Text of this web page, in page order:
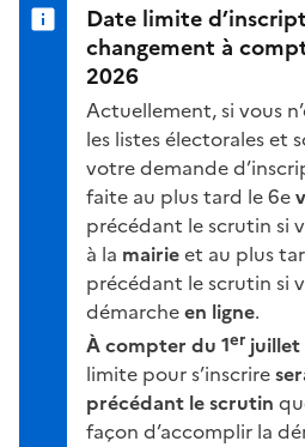
Date limite
changement à
2026
Actuellement, si vous n’êtes pas inscrit sur
les listes électorales et
votre demande
faite au plus tard le 6e
précédant le scrutin si
à la mairieet au plus
précédant le scrutin si
démarcheen ligne.
À compter du 1er juillet
limite pour s’inscrire
précédant le scrutin
façon d’accomplir la